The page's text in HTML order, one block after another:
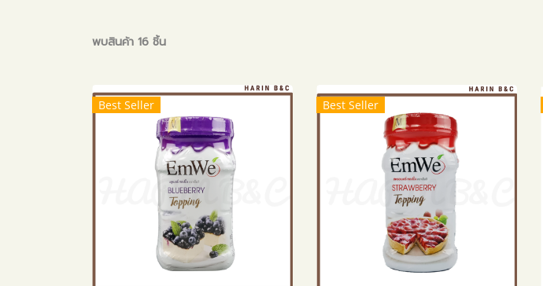
พบสินค้า 16 ชิ้น
Best Seller Best Seller